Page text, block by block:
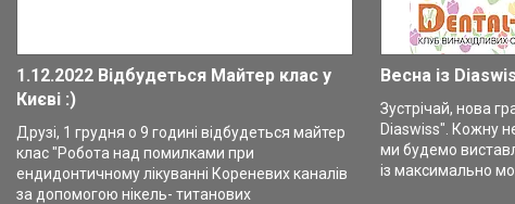
1.12.2022 Відбудеться Майтер клас у
Києві :)
Друзі, 1 грудня о 9 годині відбудеться майтер
клас "Робота над помилками при
ендидонтичному лікуванні Кореневих каналів
за допомогою нікель- титанових
Весна із
Зустрічай, нова
Diaswiss". Кожну
ми будемо
із максимально